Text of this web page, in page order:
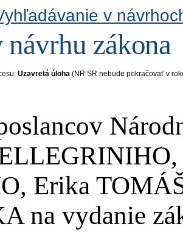
v
zákona
Uzavretá úloha (NR SR nebude pokračovať v
Erika
na vydanie